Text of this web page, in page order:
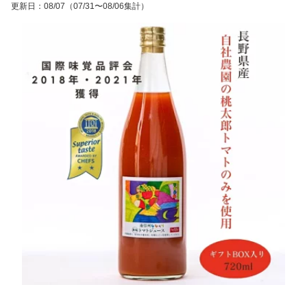
更新日 ： 08/07 （07/31〜08/06集計）